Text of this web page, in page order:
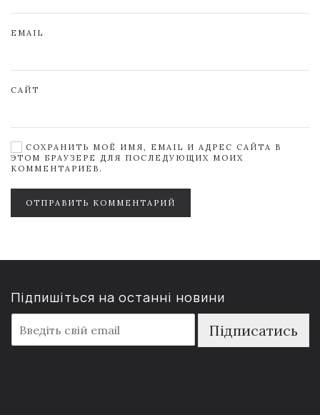
EMAIL
САЙТ
СОХРАНИТЬ МОЁ ИМЯ, EMAIL И АДРЕС САЙТА В
ЭТОМ БРАУЗЕРЕ ДЛЯ ПОСЛЕДУЮЩИХ МОИХ
КОММЕНТАРИЕВ.
ОТПРАВИТЬ КОММЕНТАРИЙ
Підпишіться на останні новини
m
a
Підписатись